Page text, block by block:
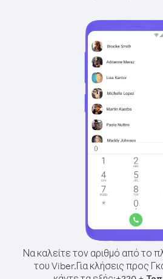
Να καλείτε τον αριθμό από το
του Viber.Για κλήσεις προς